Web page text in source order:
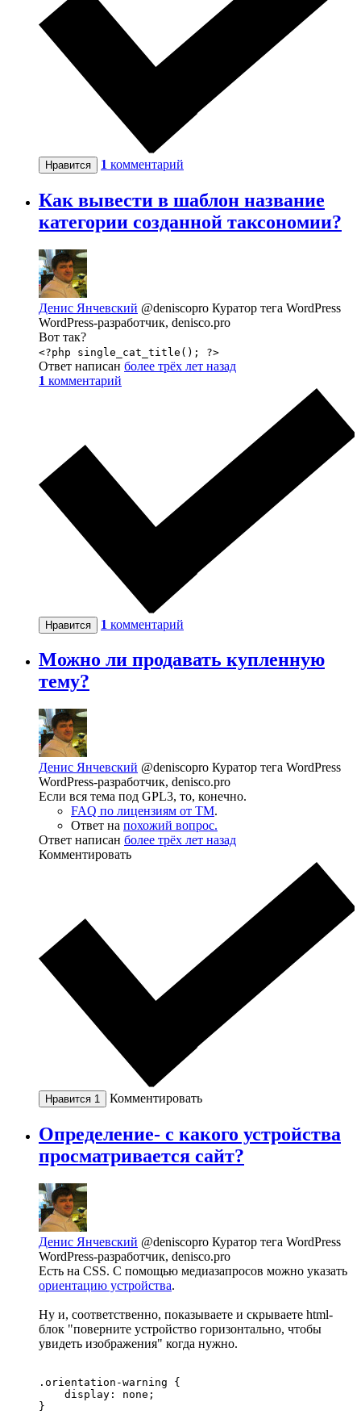
Нравится 1 комментарий
Как вывести в шаблон название
категории созданной таксономии?
Денис Янчевский @deniscopro Куратор тега WordPress
WordPress-разработчик, denisco.pro
Вот так?
<?php single_cat_title(); ?>
Ответ написан более трёх лет назад
1 комментарий
Нравится 1 комментарий
Можно ли продавать купленную
тему?
Денис Янчевский @deniscopro Куратор тега WordPress
WordPress-разработчик, denisco.pro
Если вся тема под GPL3, то, конечно.
FAQ по лицензиям от TM.
Ответ на похожий вопрос.
Ответ написан более трёх лет назад
Комментировать
Нравится 1 Комментировать
Определение- с какого устройства
просматривается сайт?
Денис Янчевский @deniscopro Куратор тега WordPress
WordPress-разработчик, denisco.pro
Есть на CSS. С помощью медиазапросов можно указать
ориентацию устройства.
Ну и, соответственно, показываете и скрываете html-
блок "поверните устройство горизонтально, чтобы
увидеть изображения" когда нужно.
.orientation-warning {
    display: none;
}